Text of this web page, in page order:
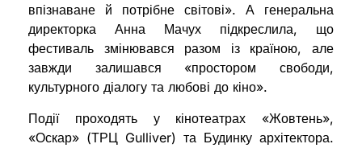
впізнаване й потрібне світові». А генеральна
директорка Анна Мачух підкреслила, що
фестиваль змінювався разом із країною, але
завжди залишався «простором свободи,
культурного діалогу та любові до кіно».
Події проходять у кінотеатрах «Жовтень»,
«Оскар» (ТРЦ Gulliver) та Будинку архітектора.